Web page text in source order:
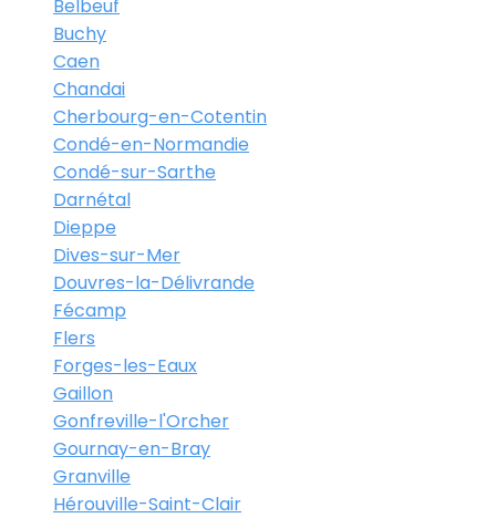
Belbeuf
Buchy
Caen
Chandai
Cherbourg-en-Cotentin
Condé-en-Normandie
Condé-sur-Sarthe
Darnétal
Dieppe
Dives-sur-Mer
Douvres-la-Délivrande
Fécamp
Flers
Forges-les-Eaux
Gaillon
Gonfreville-l'Orcher
Gournay-en-Bray
Granville
Hérouville-Saint-Clair